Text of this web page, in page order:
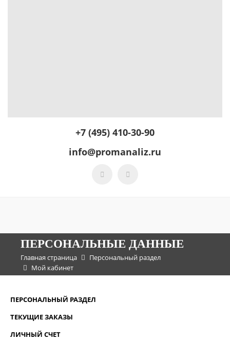
+7 (495) 410-30-90
info@promanaliz.ru
ПЕРСОНАЛЬНЫЕ ДАННЫЕ
Главная страница
Персональный раздел
Мой кабинет
ПЕРСОНАЛЬНЫЙ РАЗДЕЛ
ТЕКУЩИЕ ЗАКАЗЫ
ЛИЧНЫЙ СЧЕТ